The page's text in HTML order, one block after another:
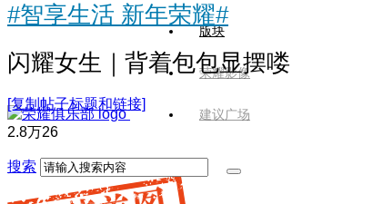
版块
荣耀影像
建议广场
搜索
#智享生活 新年荣耀#
闪耀女生｜背着包包显摆喽
[复制帖子标题和链接]
2.8万26